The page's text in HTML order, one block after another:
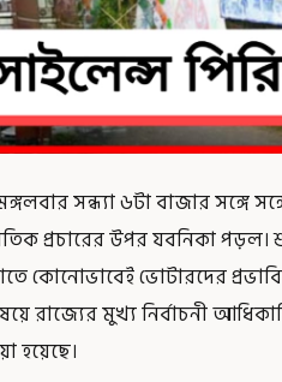
সন্ধ্যা ৬টা বাজার সঙ্গে
প্রচারের উপর যবনিকা পড়ল।
কোনোভাবেই ভোটারদের
রাজ্যের মুখ্য নির্বাচনী
হয়েছে।